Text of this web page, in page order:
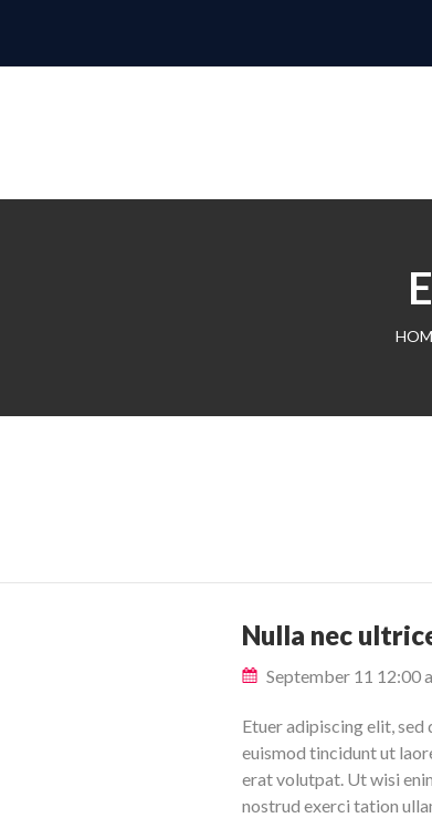
Nulla nec
September 11 12:00
Etuer adipiscing elit, sed
euismod tincidunt ut
erat volutpat. Ut wisi
nostrud exerci tation